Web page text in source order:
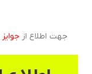
جهت اطلاع از جوایز